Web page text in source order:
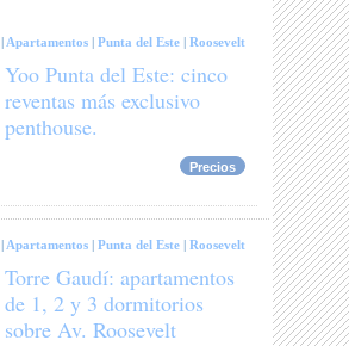
| Apartamentos |Punta del Este |Roosevelt
Yoo Punta del Este: cinco
reventas más exclusivo
penthouse.
Precios
| Apartamentos |Punta del Este |Roosevelt
Torre Gaudí: apartamentos
de 1, 2 y 3 dormitorios
sobre Av. Roosevelt